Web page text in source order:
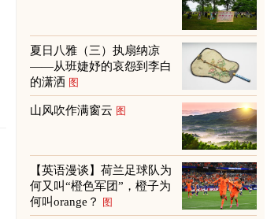
夏日八雅（三）执扇纳凉
——从班婕妤的哀怨到李白
的潇洒 图
山风吹作满窗云 图
【英语漫谈】荷兰足球队为
何又叫“橙色军团”，橙子为
何叫orange？
图